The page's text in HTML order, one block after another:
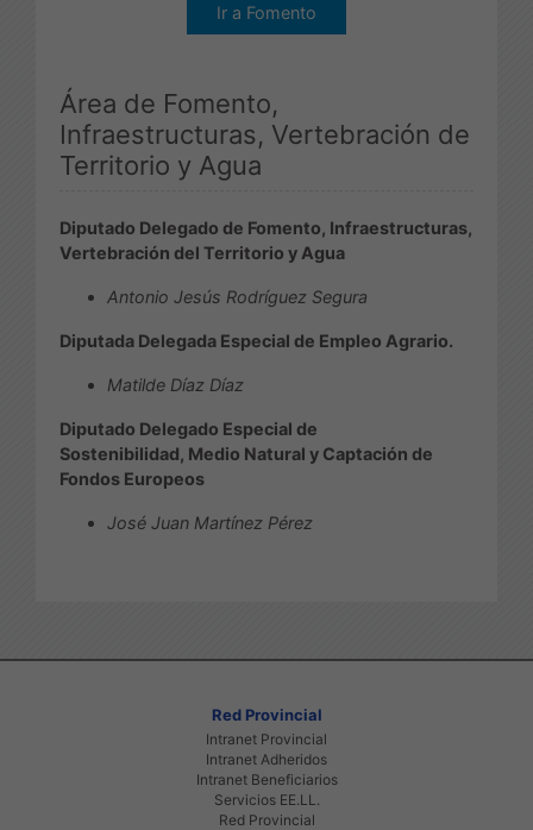
Ir a Fomento
Área de Fomento,
Infraestructuras, Vertebración de
Territorio y Agua
Diputado Delegado de Fomento, Infraestructuras,
Vertebración del Territorio y Agua
Antonio Jesús Rodríguez Segura
Diputada Delegada Especial de Empleo Agrario.
Matilde Díaz Díaz
Diputado Delegado Especial de
Sostenibilidad, Medio Natural y Captación de
Fondos Europeos
José Juan Martínez Pérez
Red Provincial
Intranet Provincial
Intranet Adheridos
Intranet Beneficiarios
Servicios EE.LL.
Red Provincial